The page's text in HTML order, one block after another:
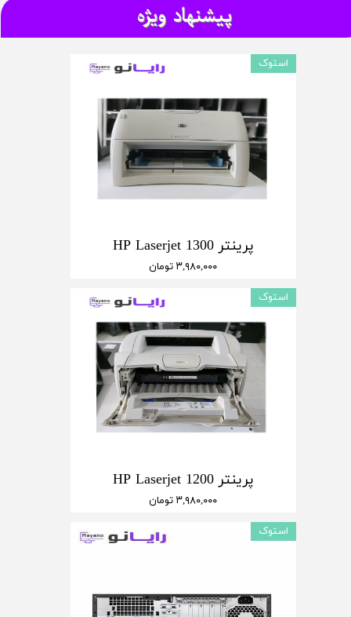
پرینتر HP Laserjet 1300
۳,۹۸۰,۰۰۰ تومان
استوک
پرینتر HP Laserjet 1200
۳,۹۸۰,۰۰۰ تومان
استوک
استوک
پیشنهاد ویژه